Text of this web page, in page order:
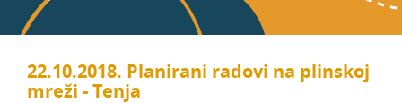
22.10.2018. Planirani radovi na plinskoj
mreži - Tenja